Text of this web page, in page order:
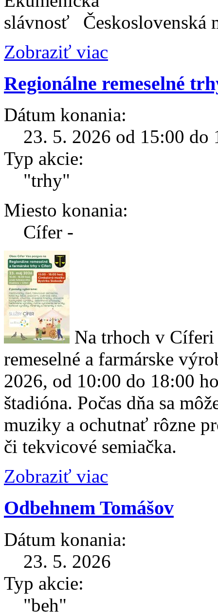
Československá
Zobraziť viac
Regionálne remeselné
Dátum konania:
23. 5. 2026 od 15:00 do
Typ akcie:
"trhy"
Miesto konania:
Cífer -
Na trhoch v Cíferi
remeselné a farmárske
2026, od 10:00 do 18:00
štadióna. Počas dňa sa
muziky a ochutnať rôzne
či tekvicové semiačka.
Zobraziť viac
Odbehnem Tomášov
Dátum konania:
23. 5. 2026
Typ akcie:
"beh"